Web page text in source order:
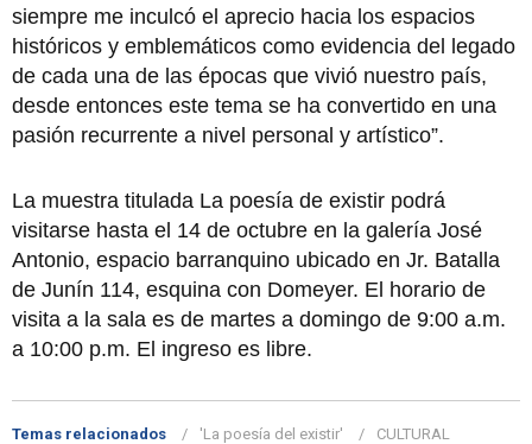
siempre me inculcó el aprecio hacia los espacios
históricos y emblemáticos como evidencia del legado
de cada una de las épocas que vivió nuestro país,
desde entonces este tema se ha convertido en una
pasión recurrente a nivel personal y artístico”.
La muestra titulada La poesía de existir podrá
visitarse hasta el 14 de octubre en la galería José
Antonio, espacio barranquino ubicado en Jr. Batalla
de Junín 114, esquina con Domeyer. El horario de
visita a la sala es de martes a domingo de 9:00 a.m.
a 10:00 p.m. El ingreso es libre.
Temas relacionados 'La poesía del existir'
CULTURAL